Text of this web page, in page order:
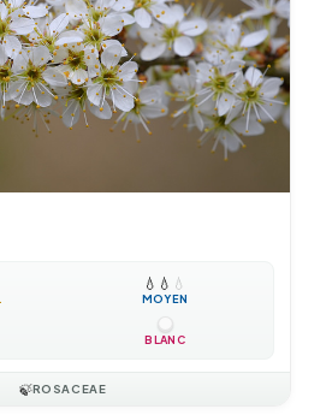
💧 💧 💧
MOYEN
BLANC
🍃ROSACEAE